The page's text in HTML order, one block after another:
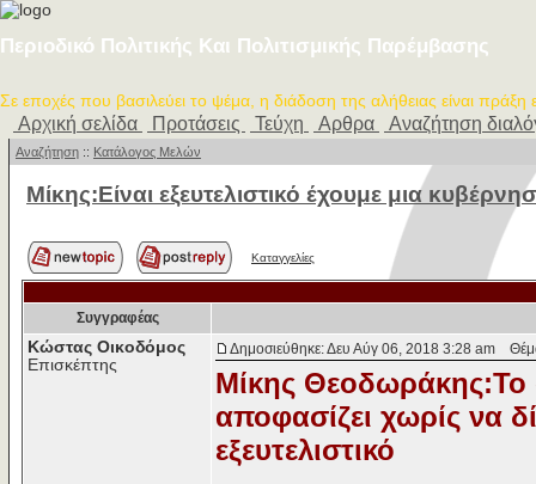
Περιοδικό Πολιτικής Και Πολιτισμικής Παρέμβασης
Σε εποχές που βασιλεύει το ψέμα, η διάδοση της αλήθειας είναι πράξη
Αρχική σελίδα Προτάσεις Τεύχη Αρθρα Αναζήτηση
Αναζήτηση :: Κατάλογος Μελών
Μίκης:Είναι εξευτελιστικό έχουμε μια
Καταγγελίες
Συγγραφέας
Κώστας Οικοδόμος
Επισκέπτης
Δημοσιεύθηκε: Δευ Αύγ 06, 2018 3:28 am
Μίκης Θεοδωράκης:Το
αποφασίζει χωρίς να
εξευτελιστικό